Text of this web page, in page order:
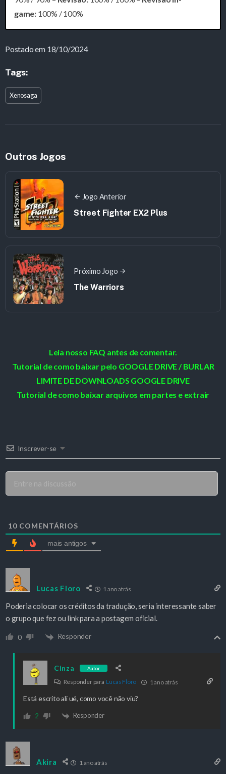
game: 100% / 100%
Postado em 18/10/2024
Tags:
Xenosaga
Outros Jogos
Jogo Anterior
Street Fighter EX2 Plus
Próximo Jogo
The Warriors
Leia nosso FAQ antes de comentar.
Tutorial de como baixar pelo GOOGLE DRIVE / BURLAR
LIMITE DE DOWNLOADS GOOGLE DRIVE
Tutorial de como baixar arquivos em partes e extrair
Inscrever-se
10 COMENTÁRIOS
mais antigos
Lucas Floro 1 ano atrás
Poderia colocar os créditos da tradução, seria interessante saber
o grupo que fez ou link para a postagem oficial.
0 Responder
Cinza Autor
Responder para Lucas Floro 1 ano atrás
Está escrito ali ué, como você não viu?
2 Responder
Akira 1 ano atrás